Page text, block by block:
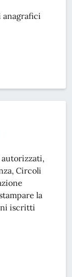
Circoli
la
iscritti